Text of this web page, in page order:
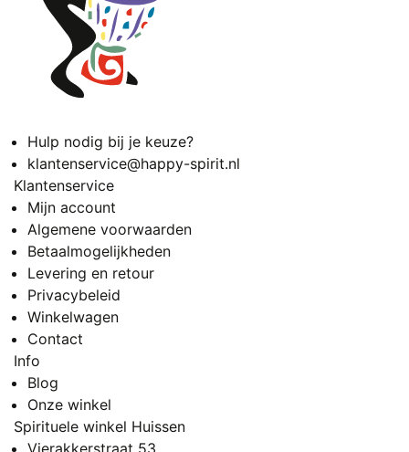
Hulp nodig bij je keuze?
klantenservice@happy-spirit.nl
Klantenservice
Mijn account
Algemene voorwaarden
Betaalmogelijkheden
Levering en retour
Privacybeleid
Winkelwagen
Contact
Info
Blog
Onze winkel
Spirituele winkel Huissen
Vierakkerstraat 53